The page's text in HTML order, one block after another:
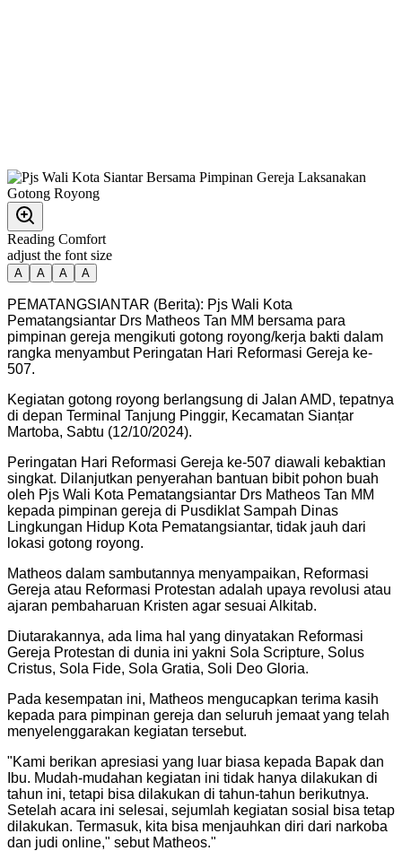
Reading Comfort
adjust the font size
A A A A
PEMATANGSIANTAR (Berita): Pjs Wali Kota
Pematangsiantar Drs Matheos Tan MM bersama para
pimpinan gereja mengikuti gotong royong/kerja bakti dalam
rangka menyambut Peringatan Hari Reformasi Gereja ke-
507.
Kegiatan gotong royong berlangsung di Jalan AMD, tepatnya
di depan Terminal Tanjung Pinggir, Kecamatan Sianțar
Martoba, Sabtu (12/10/2024).
Peringatan Hari Reformasi Gereja ke-507 diawali kebaktian
singkat. Dilanjutkan penyerahan bantuan bibit pohon buah
oleh Pjs Wali Kota Pematangsiantar Drs Matheos Tan MM
kepada pimpinan gereja di Pusdiklat Sampah Dinas
Lingkungan Hidup Kota Pematangsiantar, tidak jauh dari
lokasi gotong royong.
Matheos dalam sambutannya menyampaikan, Reformasi
Gereja atau Reformasi Protestan adalah upaya revolusi atau
ajaran pembaharuan Kristen agar sesuai Alkitab.
Diutarakannya, ada lima hal yang dinyatakan Reformasi
Gereja Protestan di dunia ini yakni Sola Scripture, Solus
Cristus, Sola Fide, Sola Gratia, Soli Deo Gloria.
Pada kesempatan ini, Matheos mengucapkan terima kasih
kepada para pimpinan gereja dan seluruh jemaat yang telah
menyelenggarakan kegiatan tersebut.
"Kami berikan apresiasi yang luar biasa kepada Bapak dan
Ibu. Mudah-mudahan kegiatan ini tidak hanya dilakukan di
tahun ini, tetapi bisa dilakukan di tahun-tahun berikutnya.
Setelah acara ini selesai, sejumlah kegiatan sosial bisa tetap
dilakukan. Termasuk, kita bisa menjauhkan diri dari narkoba
dan judi online," sebut Matheos."